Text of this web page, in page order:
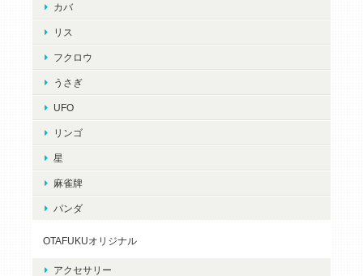
カバ
リス
フクロウ
うさぎ
UFO
リンゴ
星
麻雀牌
パンダ
OTAFUKUオリジナル
アクセサリー